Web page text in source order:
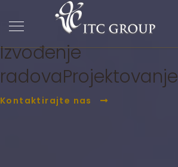
PC Građevina
Izvođenje
radovaProjektovanje
Kontaktirajte nas